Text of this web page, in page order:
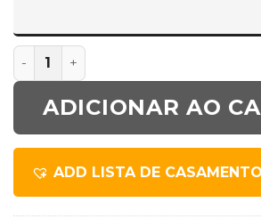
ADICIONAR AO
ADD LISTA DE CASAMENTO